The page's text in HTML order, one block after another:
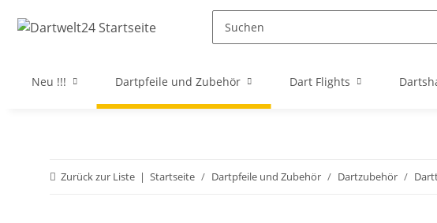
Neu !!! Dartpfeile und Zubehör Dart Flights
Zurück zur Liste Startseite Dartpfeile und Zubehör Dartzubehör